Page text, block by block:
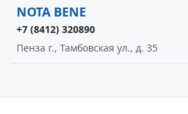
NOTA BENE
+7 (8412) 320890
Пенза г., Тамбовская ул., д. 35